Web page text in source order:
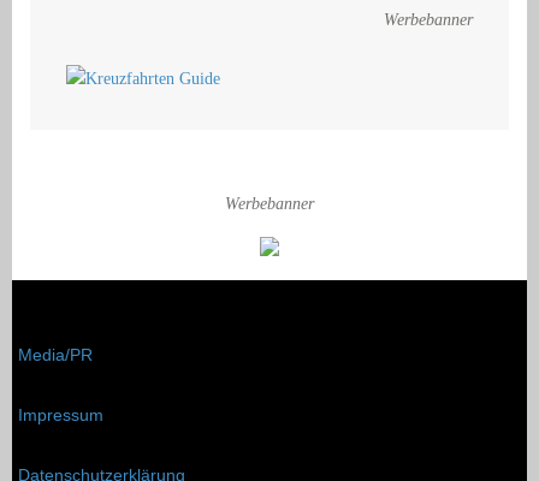
Werbebanner
Werbebanner
Media/PR
Impressum
Datenschutzerklärung